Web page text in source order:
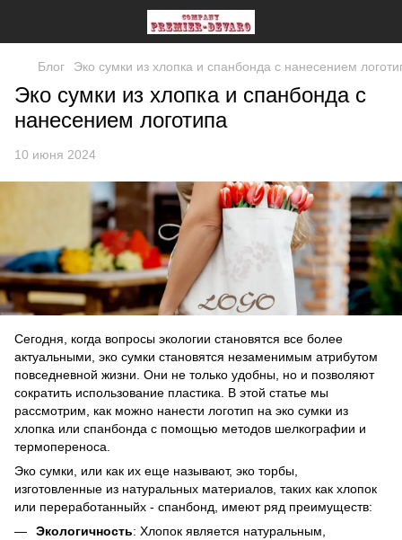
Блог Эко сумки из хлопка и спанбонда с нанесением
Эко сумки из хлопка и спанбонда с
нанесением логотипа
10 июня 2024
Сегодня, когда вопросы экологии становятся все более
актуальными, эко сумки становятся незаменимым атрибутом
повседневной жизни. Они не только удобны, но и позволяют
сократить использование пластика. В этой статье мы
рассмотрим, как можно нанести логотип на эко сумки из
хлопка или спанбонда с помощью методов шелкографии и
термопереноса.
Эко сумки, или как их еще называют, эко торбы,
изготовленные из натуральных материалов, таких как хлопок
или переработанныйх - спанбонд, имеют ряд преимуществ:
Экологичность: Хлопок является натуральным,